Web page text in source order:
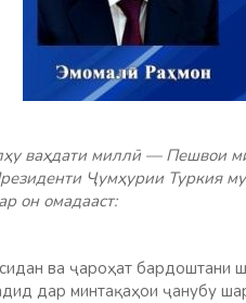
ваҳдати миллӣ — Пешвои
Ҷумҳурии Туркия
он омадааст:
ва ҷароҳат бардоштани
дар минтақаҳои ҷанубу